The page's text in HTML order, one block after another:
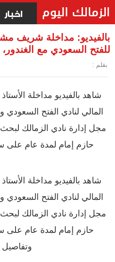
اخبار
بالفيديو: مداخلة شريف
للفتح السعودي مع
بقلم :
شاهد بالفيديو مداخلة
المالي لنادي الفتح
مجل إدارة نادي الزمالك
حازم إمام لمدة عام على
شاهد بالفيديو مداخلة
المالي لنادي الفتح
مجل إدارة نادي الزمالك
حازم إمام لمدة عام على
وتفاصيل